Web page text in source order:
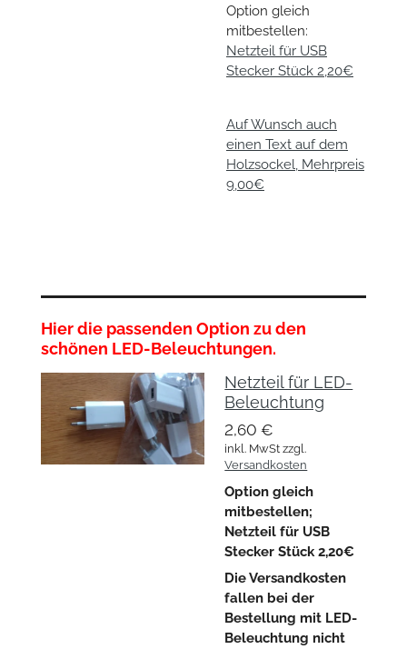
Option gleich
mitbestellen:
Netzteil für USB
Stecker Stück 2,20€
Auf Wunsch auch
einen Text auf dem
Holzsockel, Mehrpreis
9,00€
Hier die passenden Option zu den
schönen LED-Beleuchtungen.
Netzteil für LED-
Beleuchtung
2,60 €
inkl. MwSt zzgl.
Versandkosten
Option gleich
mitbestellen;
Netzteil für USB
Stecker Stück 2,20€
Die Versandkosten
fallen bei der
Bestellung mit LED-
Beleuchtung nicht